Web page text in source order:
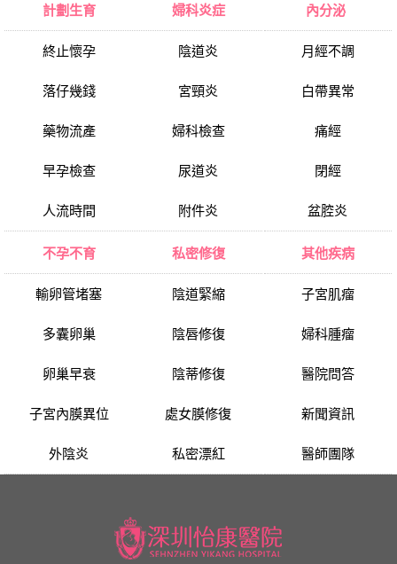
計劃生育
終止懷孕
落仔幾錢
藥物流產
早孕檢查
人流時間
婦科炎症
陰道炎
宮頸炎
婦科檢查
尿道炎
附件炎
內分泌
月經不調
白帶異常
痛經
閉經
盆腔炎
不孕不育
輸卵管堵塞
多囊卵巢
卵巢早衰
子宮內膜異位
外陰炎
私密修復
陰道緊縮
陰唇修復
陰蒂修復
處女膜修復
私密漂紅
其他疾病
子宮肌瘤
婦科腫瘤
醫院問答
新聞資訊
醫師團隊